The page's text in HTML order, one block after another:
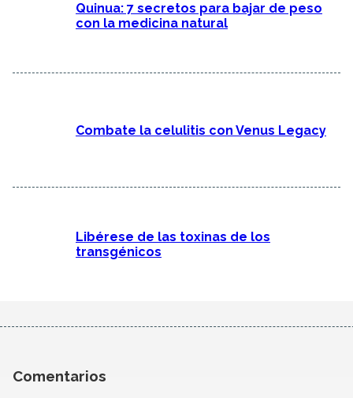
Quinua: 7 secretos para bajar de peso
con la medicina natural
Combate la celulitis con Venus Legacy
Libérese de las toxinas de los
transgénicos
Comentarios